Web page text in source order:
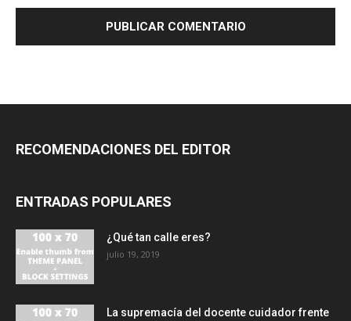
RECOMENDACIONES DEL EDITOR
ENTRADAS POPULARES
¿Qué tan calle eres?
julio 19, 2019
La supremacía del docente cuidador frente